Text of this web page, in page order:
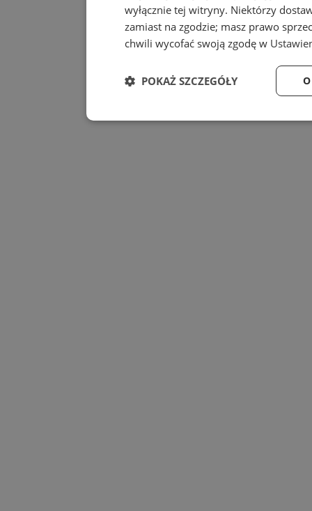
wyłącznie tej witryny. Niektórzy
zamiast na zgodzie; masz prawo
chwili wycofać swoją zgodę w
POKAŻ SZCZEGÓŁY
Niezbędne Wydajność